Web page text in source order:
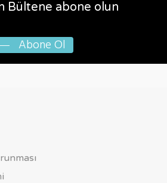
Bültene abone olun
Abone Ol